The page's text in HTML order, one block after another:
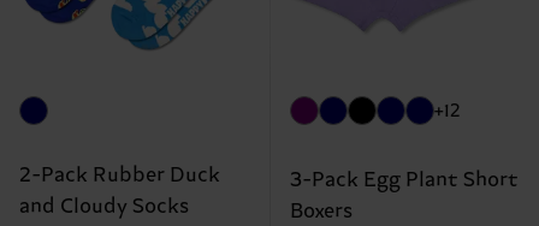
2-Pack Rubber Duck
and Cloudy Socks
+12
3-Pack Egg Plant Short
Boxers